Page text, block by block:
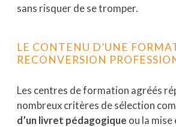
sans risquer de se tromper.
LE CONTENU D’UNE
RECONVERSION
Les centres de formation agréés
nombreux critères de sélection
d’un livret pédagogique ou la mise